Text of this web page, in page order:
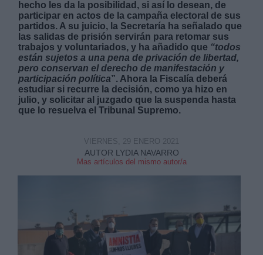
hecho les da la posibilidad, si así lo desean, de
participar en actos de la campaña electoral de sus
partidos. A su juicio, la Secretaría ha señalado que
las salidas de prisión servirán para retomar sus
trabajos y voluntariados, y ha añadido que “todos
están sujetos a una pena de privación de libertad,
pero conservan el derecho de manifestación y
participación política”. Ahora la Fiscalía deberá
estudiar si recurre la decisión, como ya hizo en
julio, y solicitar al juzgado que la suspenda hasta
que lo resuelva el Tribunal Supremo.
AUTOR LYDIA NAVARRO
Mas artículos del mismo autor/a
VIERNES, 29 ENERO 2021
link
Información adicional
link